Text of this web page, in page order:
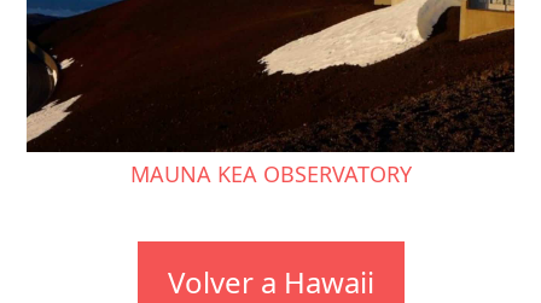
MAUNA KEA OBSERVATORY
Volver a Hawaii